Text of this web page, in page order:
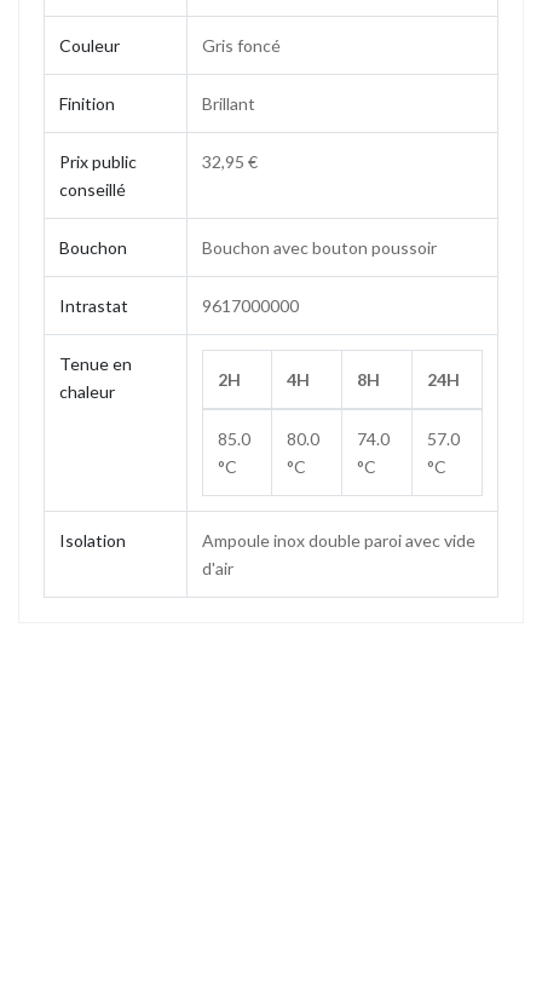
Couleur Gris foncé
Finition Brillant
Prix public
conseillé
32,95 €
Bouchon Bouchon avec bouton poussoir
Intrastat 9617000000
Tenue en
chaleur
2H 4H 8H 24H
85.0
°C
80.0
°C
74.0
°C
57.0
°C
Isolation
Ampoule inox double paroi avec vide
d'air